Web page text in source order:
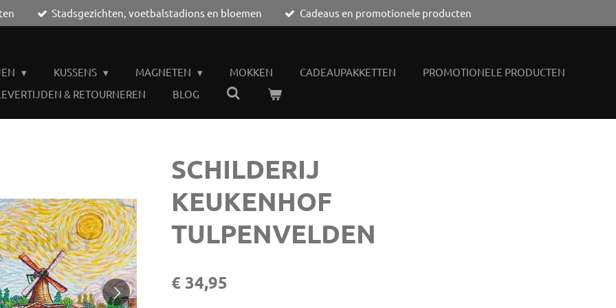
Stadsgezichten, voetbalstadions en bloemen Cadeaus en promotionele producten
KUSSENS MAGNETEN MOKKEN CADEAUPAKKETTEN
PROMOTIONELE PRODUCTEN
& RETOURNEREN BLOG
SCHILDERIJ
KEUKENHOF
TULPENVELDEN
€ 34,95